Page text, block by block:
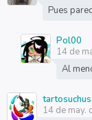
Pues
Pol00
14 de
Al
tartosuchus
14 de may.